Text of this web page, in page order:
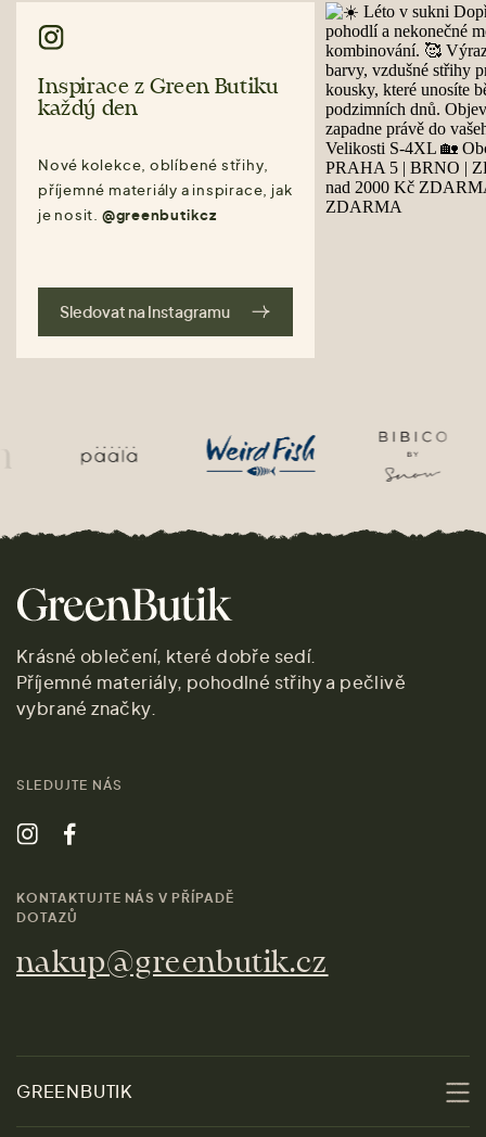
Inspirace z Green Butiku
každý den
Nové kolekce, oblíbené střihy,
příjemné materiály a inspirace, jak
je nosit. @greenbutikcz
Sledovat na Instagramu
Krásné oblečení, které dobře sedí.
Příjemné materiály, pohodlné střihy a pečlivě
vybrané značky.
SLEDUJTE NÁS
KONTAKTUJTE NÁS V PŘÍPADĚ
DOTAZŮ
nakup@greenbutik.cz
GREENBUTIK